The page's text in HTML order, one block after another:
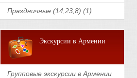
Праздничные (14,23,8) (1)
Экскурсии в Армении
Групповые экскурсии в Армении